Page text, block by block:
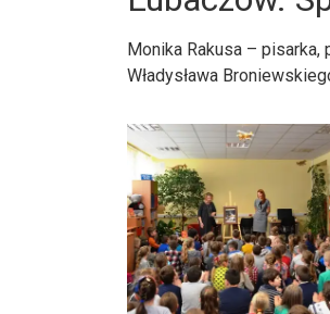
Monika Rakusa –
Władysława